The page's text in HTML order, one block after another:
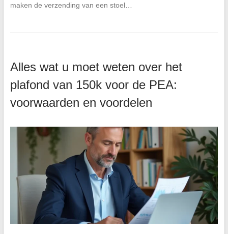
maken de verzending van een stoel…
Alles wat u moet weten over het
plafond van 150k voor de PEA:
voorwaarden en voordelen